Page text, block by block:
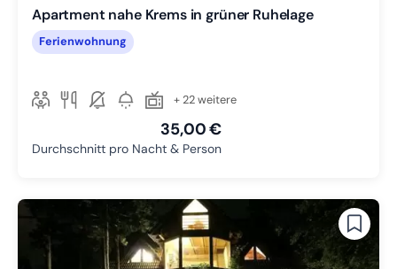
Apartment nahe Krems in grüner Ruhelage
Ferienwohnung
+ 22 weitere
35,00 €
Durchschnitt pro Nacht & Person